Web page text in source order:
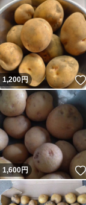
1,200円
1,600円